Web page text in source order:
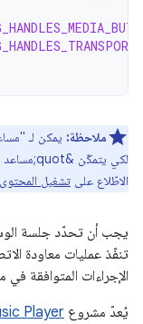
ملاحظة:
الاطّلاع على تشغيل
يجب أن تحدّد جلسة
تنفّذ عمليات معاودة
الإجراءات المتوافقة في
يُعدّ مشروع Player